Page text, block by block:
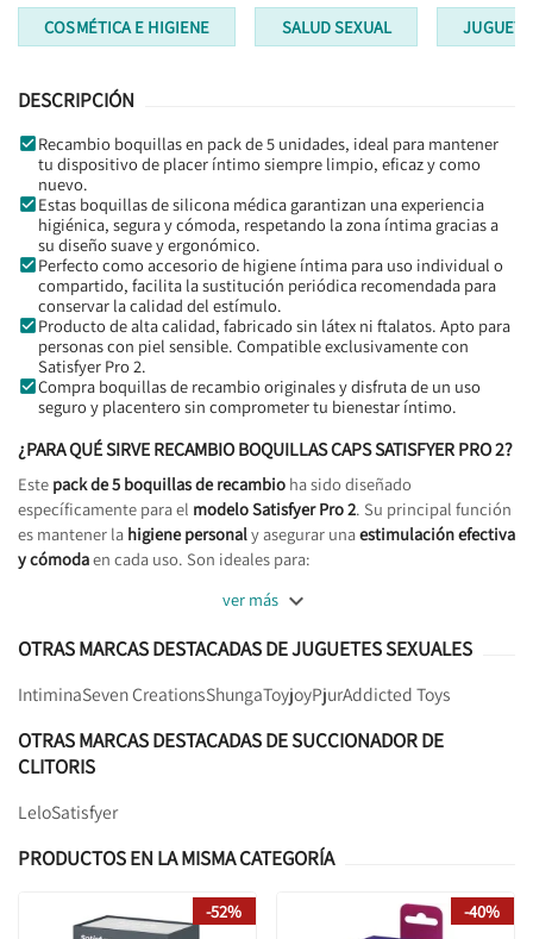
COSMÉTICA E HIGIENE SALUD SEXUAL
DESCRIPCIÓN
Recambio boquillas en pack de 5 unidades, ideal para mantener
tu dispositivo de placer íntimo siempre limpio, eficaz y como
nuevo.
Estas boquillas de silicona médica garantizan una experiencia
higiénica, segura y cómoda, respetando la zona íntima gracias a
su diseño suave y ergonómico.
Perfecto como accesorio de higiene íntima para uso individual o
compartido, facilita la sustitución periódica recomendada para
conservar la calidad del estímulo.
Producto de alta calidad, fabricado sin látex ni ftalatos. Apto para
personas con piel sensible. Compatible exclusivamente con
Satisfyer Pro 2.
Compra boquillas de recambio originales y disfruta de un uso
seguro y placentero sin comprometer tu bienestar íntimo.
¿PARA QUÉ SIRVE RECAMBIO BOQUILLAS CAPS SATISFYER PRO 2?
Este pack de 5 boquillas de recambio ha sido diseñado
específicamente para el modelo Satisfyer Pro 2. Su principal función
es mantener la higiene personaly asegurar unaestimulación efectiva
y cómodaen cada uso. Son ideales para:
ver más 
OTRAS MARCAS DESTACADAS DE JUGUETES SEXUALES
IntiminaSeven CreationsShungaToyjoyPjurAddicted Toys
OTRAS MARCAS DESTACADAS DE SUCCIONADOR DE
CLITORIS
LeloSatisfyer
PRODUCTOS EN LA MISMA CATEGORÍA
-52% -40%